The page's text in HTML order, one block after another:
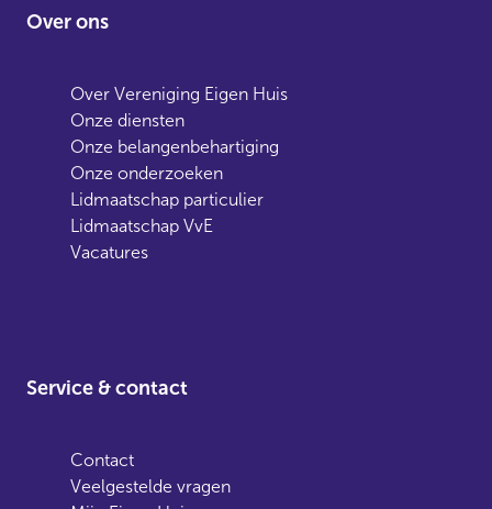
Over ons
Over Vereniging Eigen Huis
Onze diensten
Onze belangenbehartiging
Onze onderzoeken
Lidmaatschap particulier
Lidmaatschap VvE
Vacatures
Service & contact
Contact
Veelgestelde vragen